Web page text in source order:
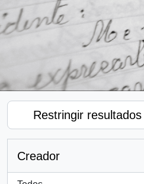
Restringir resultados
Creador